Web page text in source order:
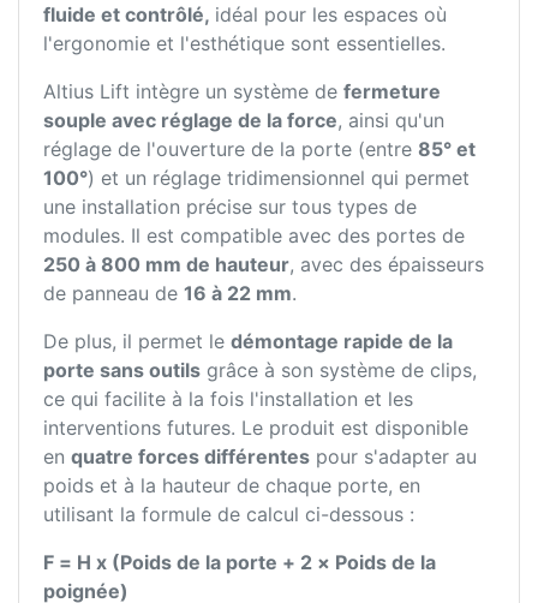
fluide et contrôlé, idéal pour les espaces où
l'ergonomie et l'esthétique sont essentielles.
Altius Lift intègre un système de fermeture
souple avec réglage de la force, ainsi qu'un
réglage de l'ouverture de la porte (entre 85° et
100°) et un réglage tridimensionnel qui permet
une installation précise sur tous types de
modules. Il est compatible avec des portes de
250 à 800 mm de hauteur, avec des épaisseurs
de panneau de 16 à 22 mm.
De plus, il permet le démontage rapide de la
porte sans outils grâce à son système de clips,
ce qui facilite à la fois l'installation et les
interventions futures. Le produit est disponible
en quatre forces différentes pour s'adapter au
poids et à la hauteur de chaque porte, en
utilisant la formule de calcul ci-dessous :
F = H x (Poids de la porte + 2 × Poids de la
poignée)